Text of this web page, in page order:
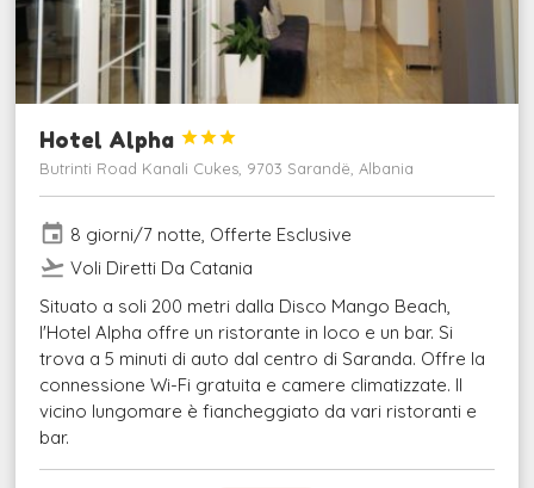
Hotel Alpha 


Butrinti Road Kanali Cukes, 9703 Sarandë, Albania
event 8 giorni/7 notte, Offerte Esclusive
flight_takeoff Voli Diretti Da Catania
Situato a soli 200 metri dalla Disco Mango Beach,
l'Hotel Alpha offre un ristorante in loco e un bar. Si
trova a 5 minuti di auto dal centro di Saranda. Offre la
connessione Wi-Fi gratuita e camere climatizzate. Il
vicino lungomare è fiancheggiato da vari ristoranti e
bar.